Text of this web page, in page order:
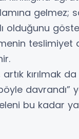
gelmez;
olduğunu
teslimiyet
kırılmak da
davrandı”
bu kadar